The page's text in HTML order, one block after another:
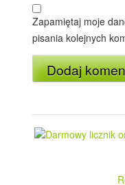
Zapamiętaj moje
pisania kolejnych